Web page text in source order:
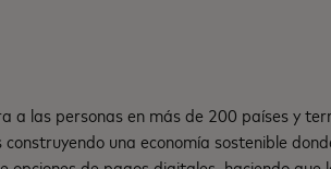
a las personas en más de 200 países y
una economía sostenible